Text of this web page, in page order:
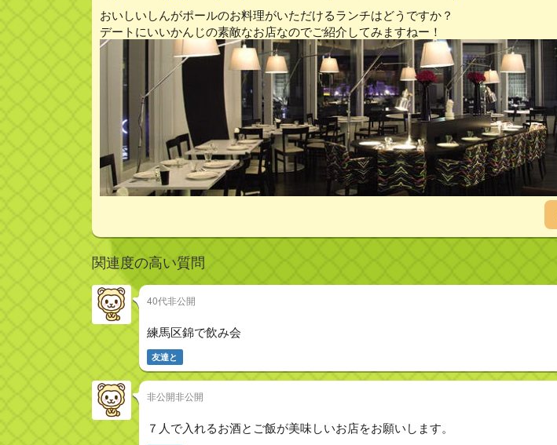
おいしいしんがポールのお料理がいただけるランチはどうですか？
デートにいいかんじの素敵なお店なのでご紹介してみますねー！
関連度の高い質問
40代非公開
練馬区錦で飲み会
友達と
非公開非公開
７人で入れるお酒とご飯が美味しいお店をお願いします。